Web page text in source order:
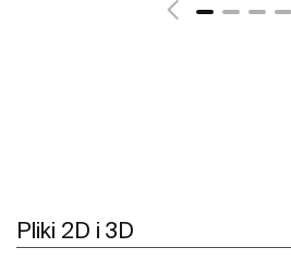
Pliki 2D i 3D